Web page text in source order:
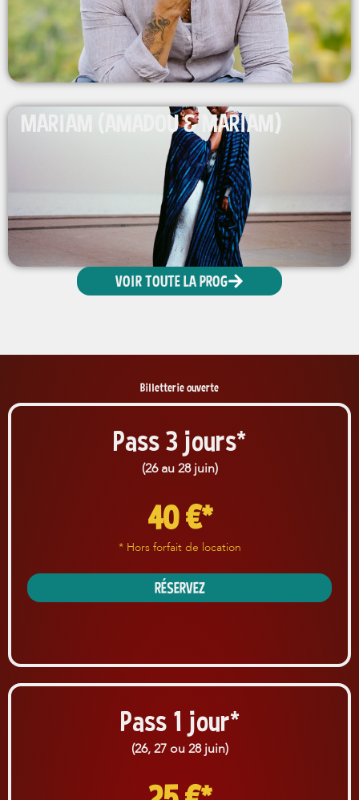
MARIAM (AMADOU & MARIAM)
VOIR TOUTE LA PROG
Billetterie ouverte
Pass 3 jours*
(26 au 28 juin)
40 €*
* Hors forfait de location
RÉSERVEZ
Pass 1 jour*
(26, 27 ou 28 juin)